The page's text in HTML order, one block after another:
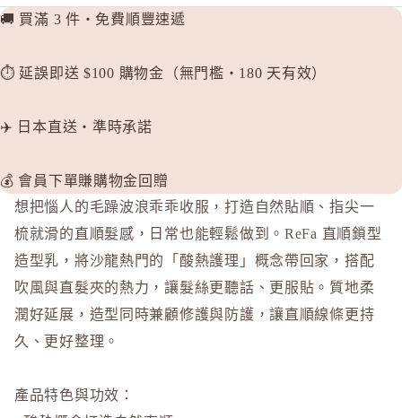
🚚 買滿 3 件・免費順豐速遞
⏱️ 延誤即送 $100 購物金（無門檻・180 天有效）
✈️ 日本直送・準時承諾
💰 會員下單賺購物金回贈
想把惱人的毛躁波浪乖乖收服，打造自然貼順、指尖一
梳就滑的直順髮感，日常也能輕鬆做到。ReFa 直順鎖型
造型乳，將沙龍熱門的「酸熱護理」概念帶回家，搭配
吹風與直髮夾的熱力，讓髮絲更聽話、更服貼。質地柔
潤好延展，造型同時兼顧修護與防護，讓直順線條更持
久、更好整理。
產品特色與功效：